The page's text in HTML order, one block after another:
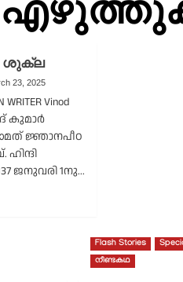
ശുക്ല
23, 2025
WRITER Vinod
കുമാർ
ജ്ഞാനപീഠ
ജനുവരി 1നു...
Flash Stories
നീണ്ടകഥ